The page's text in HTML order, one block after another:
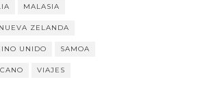
MALASIA
NUEVA ZELANDA
UNIDO SAMOA
VIAJES